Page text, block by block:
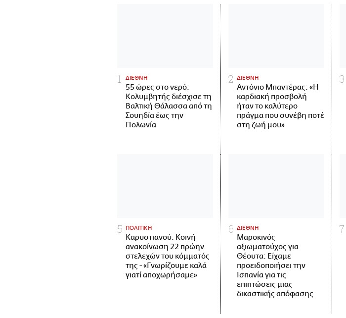
ΔΙΕΘΝΗ
55 ώρες στο νερό:
Κολυμβητής διέσχισε τη
Βαλτική Θάλασσα από τη
Σουηδία έως την
Πολωνία
ΔΙΕΘΝΗ
Αντόνιο Μπαντέρας: «Η
καρδιακή προσβολή
ήταν το καλύτερο
πράγμα που συνέβη ποτέ
στη ζωή μου»
ΠΟΛΙΤΙΚΗ
Καρυστιανού: Κοινή
ανακοίνωση 22 πρώην
στελεχών του κόμματός
της - «Γνωρίζουμε καλά
γιατί αποχωρήσαμε»
ΔΙΕΘΝΗ
Μαροκινός
αξιωματούχος για
Θέουτα: Είχαμε
προειδοποιήσει την
Ισπανία για τις
επιπτώσεις μιας
δικαστικής απόφασης